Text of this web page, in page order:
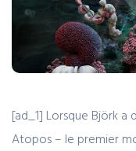
[ad_1] Lorsque Björk
Atopos – le premier